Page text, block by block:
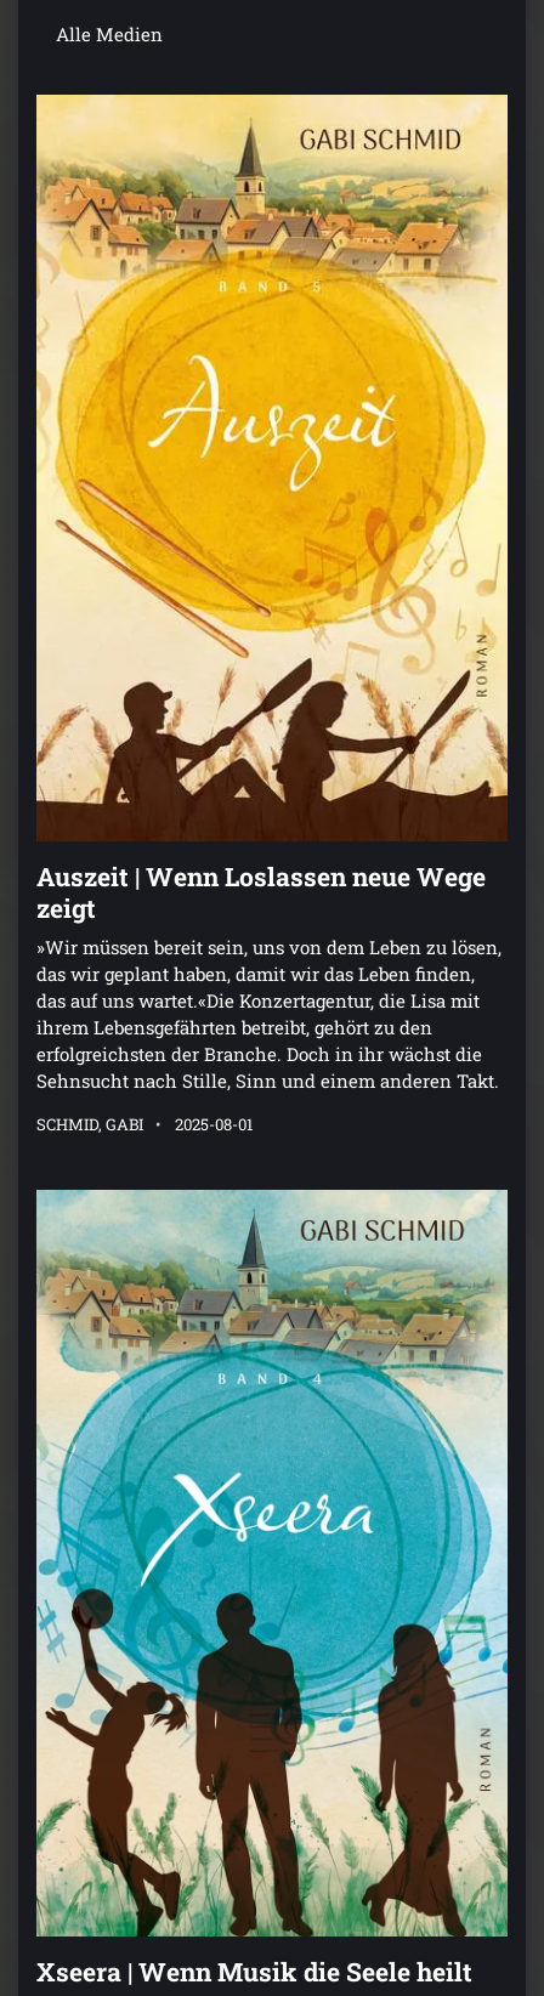
Alle Medien
Auszeit | Wenn Loslassen neue Wege
zeigt
»Wir müssen bereit sein, uns von dem Leben zu lösen,
das wir geplant haben, damit wir das Leben finden,
das auf uns wartet.«Die Konzertagentur, die Lisa mit
ihrem Lebensgefährten betreibt, gehört zu den
erfolgreichsten der Branche. Doch in ihr wächst die
Sehnsucht nach Stille, Sinn und einem anderen Takt.
SCHMID, GABI 2025-08-01
Xseera | Wenn Musik die Seele heilt